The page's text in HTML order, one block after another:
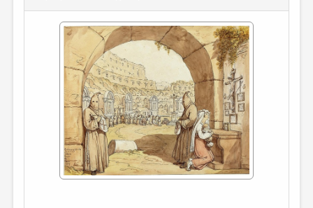
ПРАВИЛА САЙТА
ОТДЕЛЫ И РУБРИКИ
ИЗБРАННОЕ
ДАЙДЖЕСТ
ПРОИЗВЕДЕНИЯ
ПЕРЕВОДЫ